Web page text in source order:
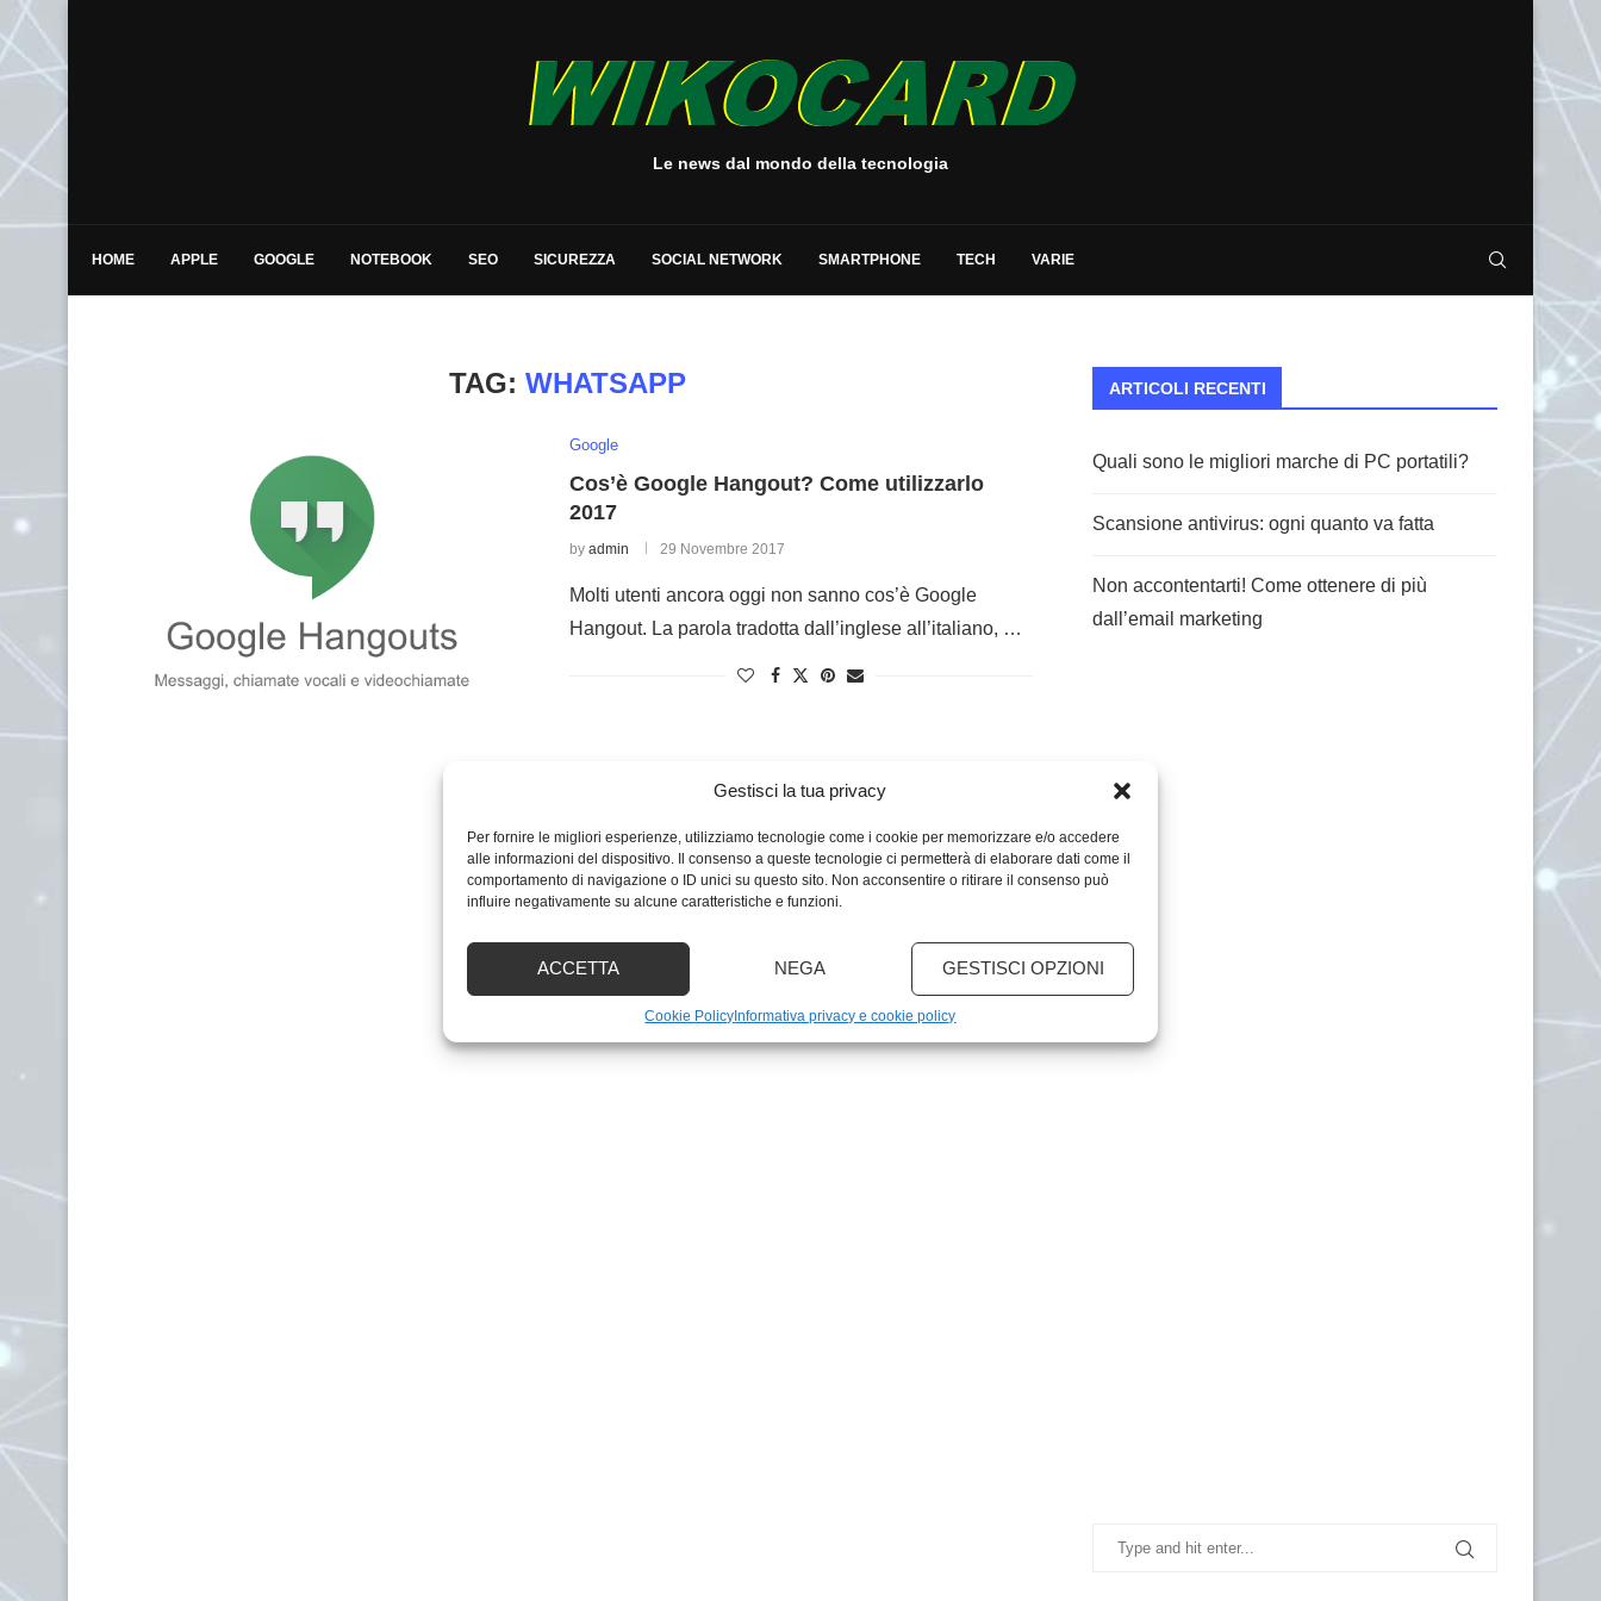
Gestisci la tua privacy
Per fornire le migliori esperienze, utilizziamo tecnologie come i cookie per memorizzare e/o accedere
alle informazioni del dispositivo. Il consenso a queste tecnologie ci permetterà di elaborare dati come il
comportamento di navigazione o ID unici su questo sito. Non acconsentire o ritirare il consenso può
influire negativamente su alcune caratteristiche e funzioni.
ACCETTA NEGA GESTISCI OPZIONI
Cookie PolicyInformativa privacy e cookie policy
Le news dal mondo della tecnologia
HOME APPLE GOOGLE NOTEBOOK SEO SICUREZZA SOCIAL NETWORK SMARTPHONE TECH VARIE
TAG:WHATSAPP
Google
Cos’è Google Hangout? Come utilizzarlo
2017
by admin 29 Novembre 2017
Molti utenti ancora oggi non sanno cos’è Google
Hangout. La parola tradotta dall’inglese all’italiano, …
ARTICOLI RECENTI
Quali sono le migliori marche di PC portatili?
Scansione antivirus: ogni quanto va fatta
Non accontentarti! Come ottenere di più
dall’email marketing